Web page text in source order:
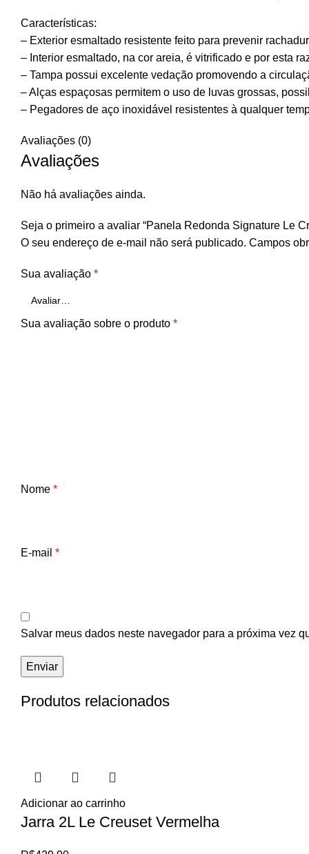
Características:
– Exterior esmaltado resistente feito para prevenir
– Interior esmaltado, na cor areia, é vitrificado e por esta
– Tampa possui excelente vedação promovendo a
– Alças espaçosas permitem o uso de luvas grossas,
– Pegadores de aço inoxidável resistentes à qualquer
Avaliações (0)
Avaliações
Não há avaliações ainda.
Seja o primeiro a avaliar “Panela Redonda Signature Le
O seu endereço de e-mail não será publicado. Campos
Sua avaliação *
Sua avaliação sobre o produto *
Nome *
E-mail *
Salvar meus dados neste navegador para a próxima vez
Produtos relacionados
Adicionar ao carrinho
Jarra 2L Le Creuset Vermelha